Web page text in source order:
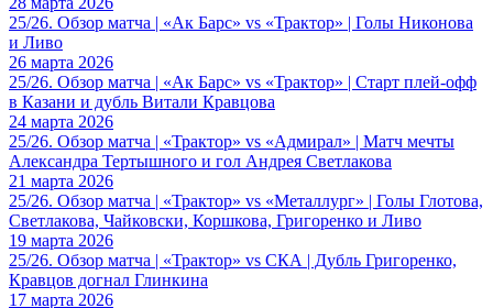
25/26. Обзор матча | «Ак Барс» vs «Трактор» | Голы Никонова
и Ливо
26 марта 2026
25/26. Обзор матча | «Ак Барс» vs «Трактор» | Старт плей-офф
в Казани и дубль Витали Кравцова
24 марта 2026
25/26. Обзор матча | «Трактор» vs «Адмирал» | Матч мечты
Александра Тертышного и гол Андрея Светлакова
21 марта 2026
25/26. Обзор матча | «Трактор» vs «Металлург» | Голы Глотова,
Светлакова, Чайковски, Коршкова, Григоренко и Ливо
19 марта 2026
25/26. Обзор матча | «Трактор» vs СКА | Дубль Григоренко,
Кравцов догнал Глинкина
17 марта 2026